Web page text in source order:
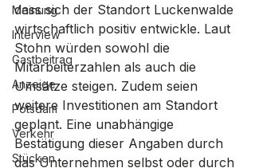
Meinung
Interview
Gastbeitrag
Anzeige
Potsdam
Verkehr
Stücken
dass sich der Standort Luckenwalde
wirtschaftlich positiv entwickle. Laut
Stohn würden sowohl die
Mitarbeiterzahlen als auch die
Umsätze steigen. Zudem seien
weitere Investitionen am Standort
geplant. Eine unabhängige
Bestätigung dieser Angaben durch
das Unternehmen selbst oder durch